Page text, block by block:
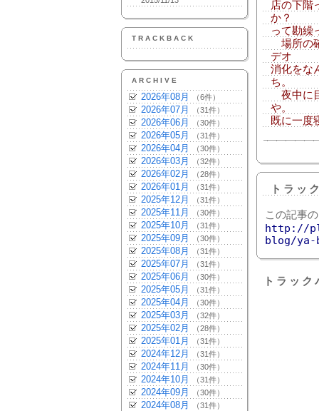
TRACKBACK
ARCHIVE
2026年08月 （6件）
2026年07月 （31件）
2026年06月 （30件）
2026年05月 （31件）
2026年04月 （30件）
2026年03月 （32件）
2026年02月 （28件）
2026年01月 （31件）
2025年12月 （31件）
2025年11月 （30件）
2025年10月 （31件）
2025年09月 （30件）
2025年08月 （31件）
2025年07月 （31件）
2025年06月 （30件）
2025年05月 （31件）
2025年04月 （30件）
2025年03月 （32件）
2025年02月 （28件）
2025年01月 （31件）
2024年12月 （31件）
2024年11月 （30件）
2024年10月 （31件）
2024年09月 （30件）
2024年08月 （31件）
店の下階
か？
って勘繰
場所の
デオ
消化をな
ち。
夜中に
や。
既に一度
トラッ
この記事
http://
blog/
トラッ